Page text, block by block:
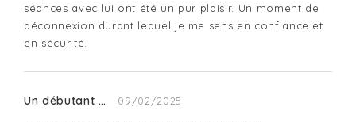
séances avec lui ont été un pur plaisir. Un moment de
déconnexion durant lequel je me sens en confiance et
en sécurité.
Un débutant …
09/02/2025